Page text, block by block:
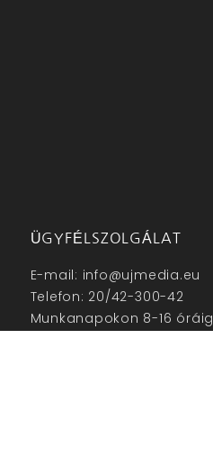
ÜGYFÉLSZOLGÁLAT
E-mail: info@ujmedia.eu
Telefon: 20/42-300-42
Munkanapokon 8-16 óráig